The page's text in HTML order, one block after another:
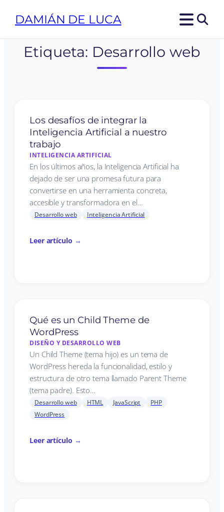
DAMIÁN DE LUCA
Etiqueta: Desarrollo web
Los desafíos de integrar la
Inteligencia Artificial a nuestro
trabajo
INTELIGENCIA ARTIFICIAL
En los últimos años, la Inteligencia Artificial ha
dejado de ser una promesa futura para
convertirse en una herramienta concreta,
accesible y transformadora en el…
Desarrollo web Inteligencia Artificial
Leer artículo →
Qué es un Child Theme de
WordPress
DISEÑO Y DESARROLLO WEB
Un Child Theme (tema hijo) es un tema de
WordPress hereda la funcionalidad, estilo y
estructura de otro tema llamado Parent Theme
(tema padre). Esto…
Desarrollo web HTML JavaScript
PHP
WordPress
Leer artículo →